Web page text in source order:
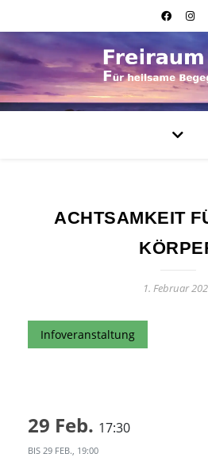
ACHTSAMKEIT
1. Februar
Infoveranstaltung
29 Feb. 17:30
BIS 29 FEB., 19:00